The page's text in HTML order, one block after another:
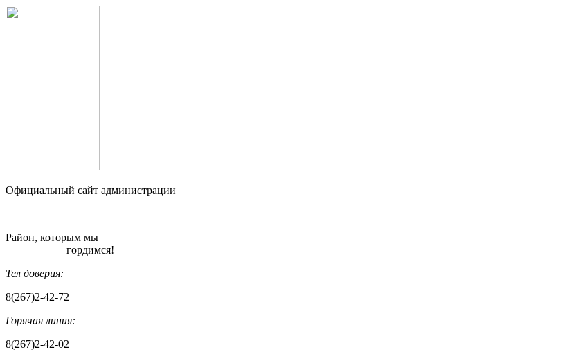
Официальный сайт администрации
Район, которым мы
гордимся!
Тел доверия:
8(267)2-42-72
Горячая линия:
8(267)2-42-02